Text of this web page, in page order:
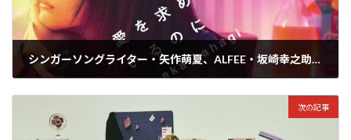
シンガーソングライター・矢作萌夏、ALFEE・坂崎幸之助＆ゲスの極み乙女・休日課長が参加した2nd EP『愛を求めているのに』を9/25リリース！
次の記事